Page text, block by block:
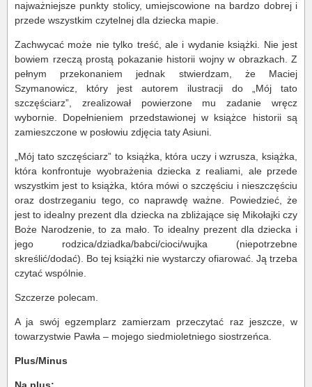
najważniejsze punkty stolicy, umiejscowione na bardzo dobrej i
przede wszystkim czytelnej dla dziecka mapie.
Zachwycać może nie tylko treść, ale i wydanie książki. Nie jest
bowiem rzeczą prostą pokazanie historii wojny w obrazkach. Z
pełnym przekonaniem jednak stwierdzam, że Maciej
Szymanowicz, który jest autorem ilustracji do „Mój tato
szczęściarz”, zrealizował powierzone mu zadanie wręcz
wybornie. Dopełnieniem przedstawionej w książce historii są
zamieszczone w posłowiu zdjęcia taty Asiuni.
„Mój tato szczęściarz” to książka, która uczy i wzrusza, książka,
która konfrontuje wyobrażenia dziecka z realiami, ale przede
wszystkim jest to książka, która mówi o szczęściu i nieszczęściu
oraz dostrzeganiu tego, co naprawdę ważne. Powiedzieć, że
jest to idealny prezent dla dziecka na zbliżające się Mikołajki czy
Boże Narodzenie, to za mało. To idealny prezent dla dziecka i
jego rodzica/dziadka/babci/cioci/wujka (niepotrzebne
skreślić/dodać). Bo tej książki nie wystarczy ofiarować. Ją trzeba
czytać wspólnie.
Szczerze polecam.
A ja swój egzemplarz zamierzam przeczytać raz jeszcze, w
towarzystwie Pawła – mojego siedmioletniego siostrzeńca.
Plus/Minus